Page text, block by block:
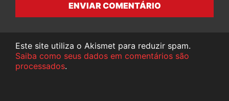
ENVIAR COMENTÁRIO
Este site utiliza o Akismet para reduzir spam.
Saiba como seus dados em comentários são
processados.